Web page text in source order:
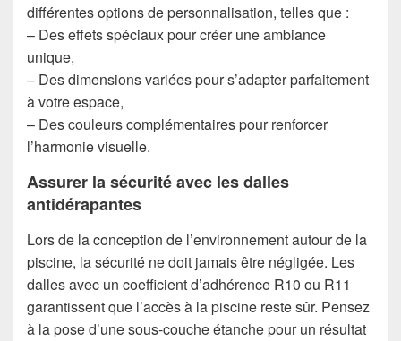
différentes options de personnalisation, telles que :
– Des effets spéciaux pour créer une ambiance
unique,
– Des dimensions variées pour s’adapter parfaitement
à votre espace,
– Des couleurs complémentaires pour renforcer
l’harmonie visuelle.
Assurer la sécurité avec les dalles
antidérapantes
Lors de la conception de l’environnement autour de la
piscine, la sécurité ne doit jamais être négligée. Les
dalles avec un coefficient d’adhérence R10 ou R11
garantissent que l’accès à la piscine reste sûr. Pensez
à la pose d’une sous-couche étanche pour un résultat